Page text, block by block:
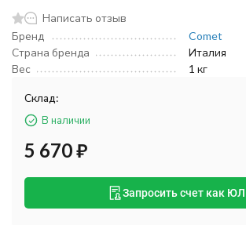
Написать отзыв
Бренд
Comet
Страна бренда
Италия
Вес
1 кг
Склад:
В наличии
5 670₽
Запросить счет как ЮЛ